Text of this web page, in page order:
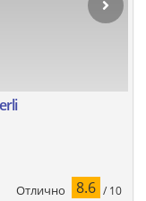
Отлично 8.6 / 10